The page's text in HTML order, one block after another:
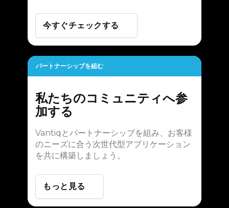
今すぐチェックする
パートナーシップを組む
私たちのコミュニティへ参
加する
Vantiqとパートナーシップを組み、お客様
のニーズに合う次世代型アプリケーション
を共に構築しましょう。
もっと見る